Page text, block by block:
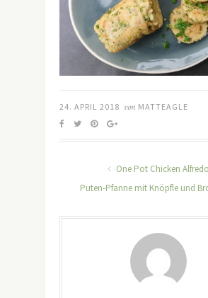
24. APRIL 2018 von MATTEAGLE
One Pot Chicken Alfredo
Puten-Pfanne mit Knöpfle und